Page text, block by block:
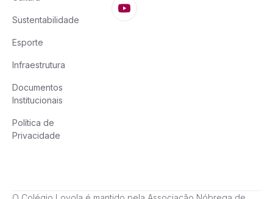
Sustentabilidade
Esporte
Infraestrutura
Documentos
Institucionais
Política de
Privacidade